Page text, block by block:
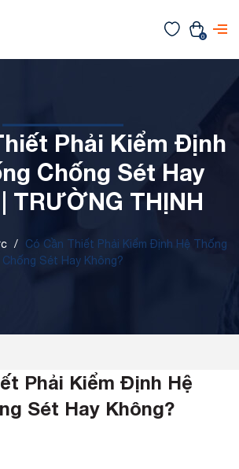
0
Phải Kiểm Định
Chống Sét Hay
TRƯỜNG THỊNH
/
Có Cần Thiết Phải Kiểm Định Hệ Thống
Chống Sét Hay Không?
Phải Kiểm Định Hệ
Sét Hay Không?